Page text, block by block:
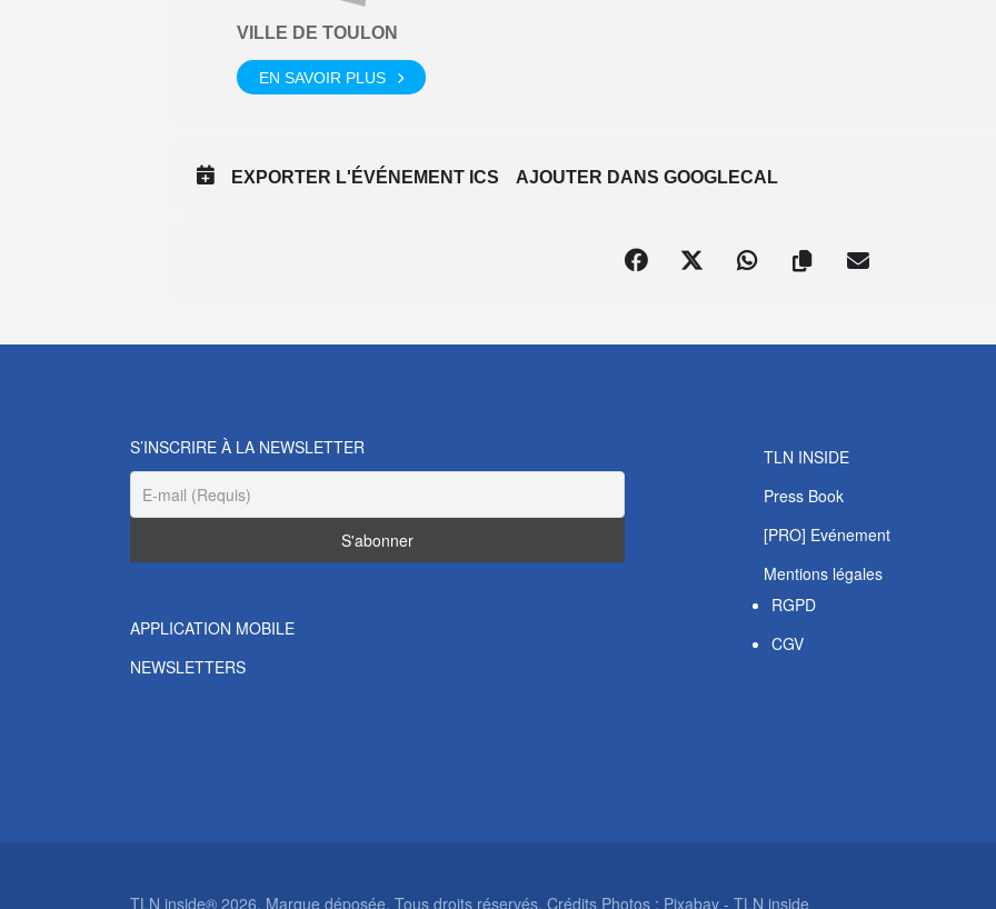
VILLE DE TOULON
EN SAVOIR PLUS
EXPORTER L'ÉVÉNEMENT ICS AJOUTER DANS GOOGLECAL
S’INSCRIRE À LA NEWSLETTER
APPLICATION MOBILE
NEWSLETTERS
TLN INSIDE
Press Book
[PRO] Evénement
Mentions légales
RGPD
CGV
TLN inside® 2026. Marque déposée. Tous droits réservés. Crédits Photos : Pixabay - TLN inside